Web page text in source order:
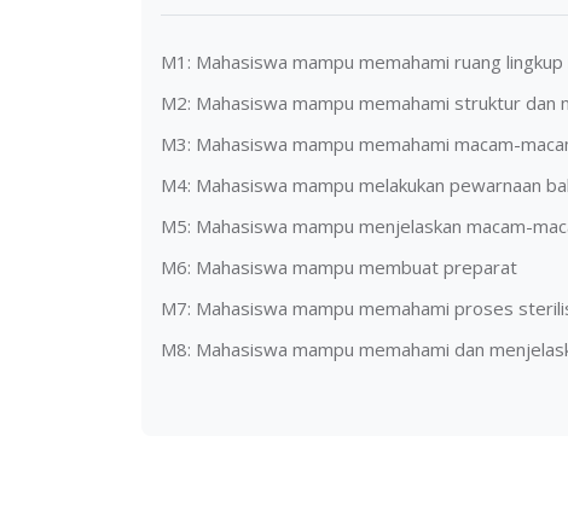
M1: Mahasiswa mampu memahami ruang
M2: Mahasiswa mampu memahami struktur dan
M3: Mahasiswa mampu memahami macam-
M4: Mahasiswa mampu melakukan pewarnaan
M5: Mahasiswa mampu menjelaskan macam-
M6: Mahasiswa mampu membuat preparat
M7: Mahasiswa mampu memahami proses
M8: Mahasiswa mampu memahami dan